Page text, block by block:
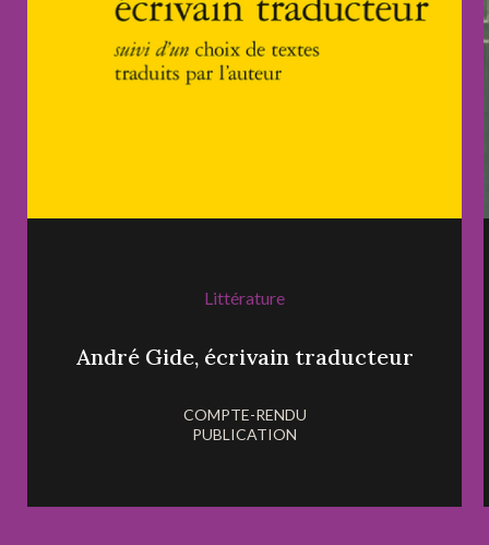
Littérature
André Gide, écrivain traducteur
COMPTE-RENDU
PUBLICATION